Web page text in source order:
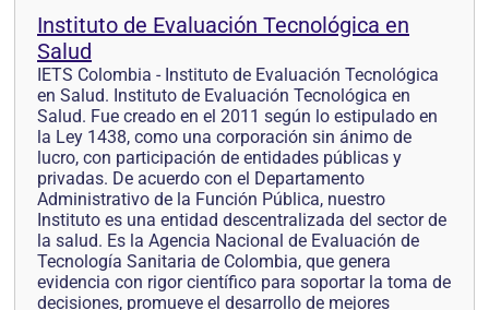
Instituto de Evaluación Tecnológica en
Salud
IETS Colombia - Instituto de Evaluación Tecnológica
en Salud. Instituto de Evaluación Tecnológica en
Salud. Fue creado en el 2011 según lo estipulado en
la Ley 1438, como una corporación sin ánimo de
lucro, con participación de entidades públicas y
privadas. De acuerdo con el Departamento
Administrativo de la Función Pública, nuestro
Instituto es una entidad descentralizada del sector de
la salud. Es la Agencia Nacional de Evaluación de
Tecnología Sanitaria de Colombia, que genera
evidencia con rigor científico para soportar la toma de
decisiones, promueve el desarrollo de mejores